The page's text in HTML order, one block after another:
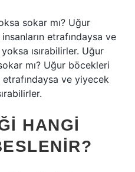
sokar mı? Uğur
etrafındaysa ve
ısırabilirler. Uğur
mı? Uğur böcekleri
etrafındaysa ve yiyecek
HANGI